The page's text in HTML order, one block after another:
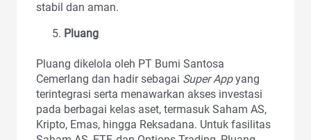
stabil dan aman.
Pluang
Pluang dikelola oleh PT Bumi Santosa
Cemerlang dan hadir sebagai Super Appyang
terintegrasi serta menawarkan akses investasi
pada berbagai kelas aset, termasuk Saham AS,
Kripto, Emas, hingga Reksadana. Untuk fasilitas